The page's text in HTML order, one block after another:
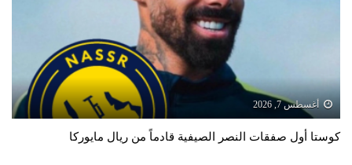
أغسطس 7, 2026
كوستا أول صفقات النصر الصيفية قادماً من ريال مايوركا